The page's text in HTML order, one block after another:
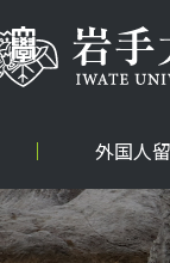
外国人